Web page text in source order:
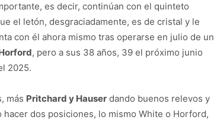
es decir, continúan con el quinteto
el letón, desgraciadamente, es de cristal y le
con él ahora mismo tras operarse en julio de un
, pero a sus 38 años, 39 el próximo junio
2025.
más Pritchard y Hauser dando buenos relevos y
dos posiciones, lo mismo White o Horford,